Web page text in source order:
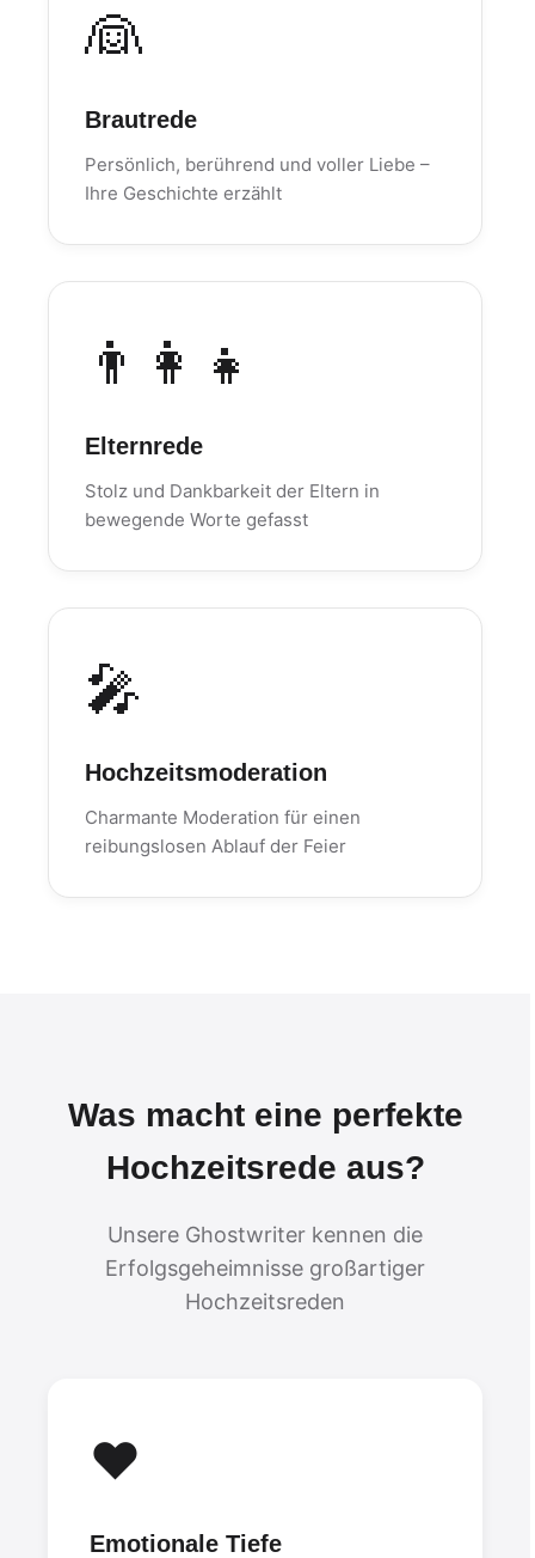
👰
Brautrede
Persönlich, berührend und voller Liebe –
Ihre Geschichte erzählt
👨‍👩‍👧
Elternrede
Stolz und Dankbarkeit der Eltern in
bewegende Worte gefasst
🎤
Hochzeitsmoderation
Charmante Moderation für einen
reibungslosen Ablauf der Feier
Was macht eine perfekte
Hochzeitsrede aus?
Unsere Ghostwriter kennen die
Erfolgsgeheimnisse großartiger
Hochzeitsreden
❤️
Emotionale Tiefe